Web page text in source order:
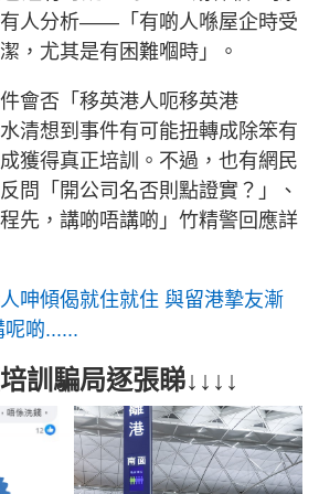
人分析——「有啲人喺屋企時受
，尤其是有困難嗰時」。
會否「移英港人呃移英港
清想到事件有可能扭轉成除笨有
獲得真正培訓。不過，也有網民
問「開公司名否則點證實？」、
程先，講啲唔講啲」竹精警回應詳
呻傾偈就住就住 與留港摯友漸
啲......
訓騙局逐張睇↓↓↓↓